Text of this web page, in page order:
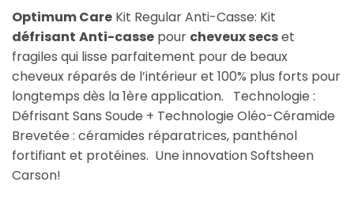
Optimum Care Kit Regular Anti-Casse: Kit
défrisant Anti-casse pour cheveux secset
fragiles qui lisse parfaitement pour de beaux
cheveux réparés de l’intérieur et 100% plus forts pour
longtemps dès la 1ère application. Technologie :
Défrisant Sans Soude + Technologie Oléo-Céramide
Brevetée : céramides réparatrices, panthénol
fortifiant et protéines. Une innovation Softsheen
Carson!